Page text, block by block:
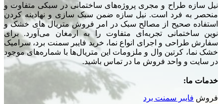
نیل سازه طراح و مجری پروژه‌های ساختمانی در سبکی متفاوت و
منحصر به فرد است. نیل سازه ضمن سبک سازی و نهادینه کردن
استفاده صحیح از مصالح سبک در امر فروش متریال های خشک و
نوین ساختمانی تجربه‌ای متفاوت را به ارمغان می‌آورد. برای
سفارش طراحی و اجرای انواع نما، خرید فایبر سمنت برد، سرامیک
خشک نما، کرتین وال و ملزومات این متریال‌ها با شماره‌های موجود
در سایت و واحد فروش ما در تماس باشید.
خدمات ما:
فروش فایبر سمنت برد